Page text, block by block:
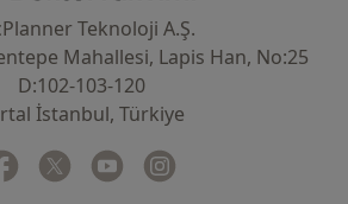
Teknoloji A.Ş.
Mahallesi, Lapis Han, No:25
D:102-103-120
İstanbul, Türkiye
Facebook
yeni bir sekmede açılır
Twitter
yeni bir sekmede açılır
Youtube
yeni bir sekmede açılır